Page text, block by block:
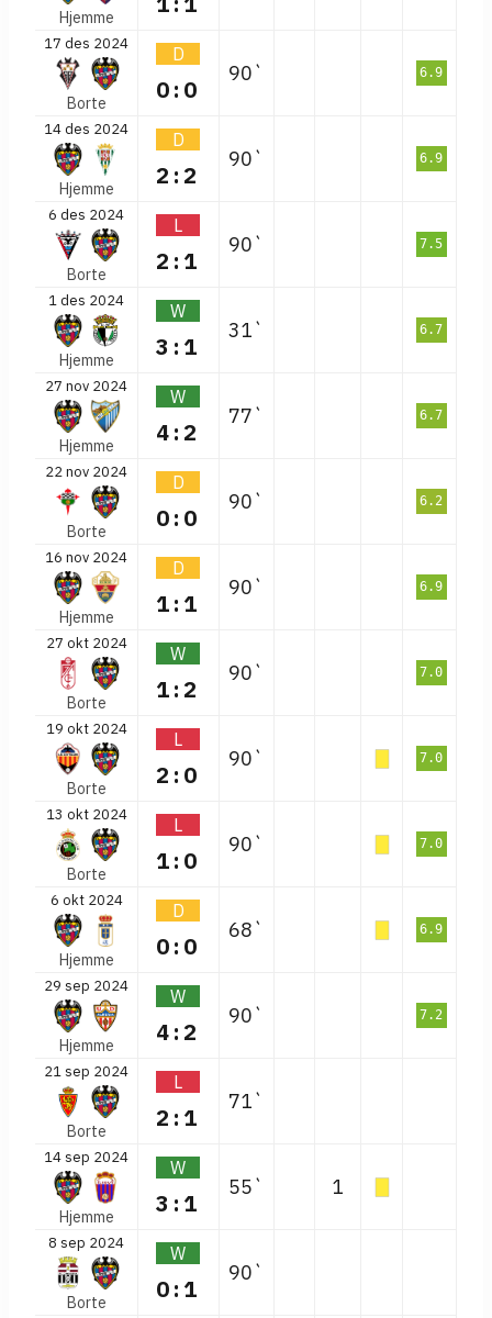
Hjemme
17 des 2024
Borte
D
0:0
90` 6.9
14 des 2024
Hjemme
D
2:2
90` 6.9
6 des 2024
Borte
L
2:1
90` 7.5
1 des 2024
Hjemme
W
3:1
31` 6.7
27 nov 2024
Hjemme
W
4:2
77` 6.7
22 nov 2024
Borte
D
0:0
90` 6.2
16 nov 2024
Hjemme
D
1:1
90` 6.9
27 okt 2024
Borte
W
1:2
90` 7.0
19 okt 2024
Borte
L
2:0
90` 7.0
13 okt 2024
Borte
L
1:0
90` 7.0
6 okt 2024
Hjemme
D
0:0
68` 6.9
29 sep 2024
Hjemme
W
4:2
90` 7.2
21 sep 2024
Borte
L
2:1
71`
14 sep 2024
Hjemme
W
3:1
55` 1
8 sep 2024
Borte
W
0:1
90`